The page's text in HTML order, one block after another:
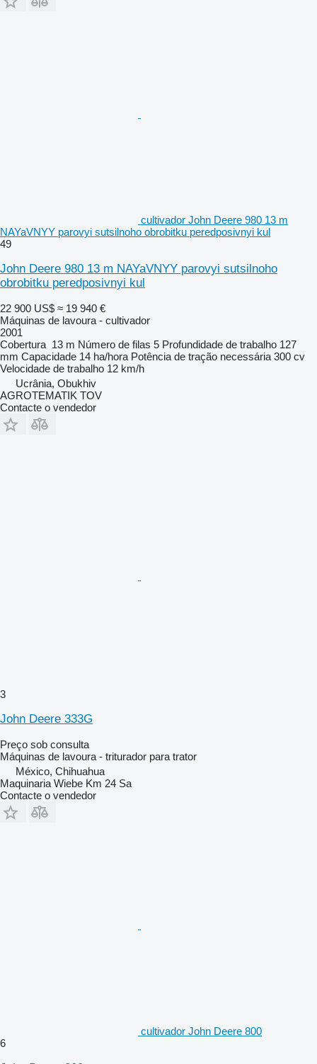
cultivador John Deere 980 13 m
NAYaVNYY parovyi sutsilnoho obrobitku peredposivnyi kul
49
John Deere 980 13 m NAYaVNYY parovyi sutsilnoho
obrobitku peredposivnyi kul
22 900 US$ ≈ 19 940 €
Máquinas de lavoura - cultivador
2001
Cobertura 13 m Número de filas 5 Profundidade de trabalho 127
mm Capacidade 14 ha/hora Potência de tração necessária 300 cv
Velocidade de trabalho 12 km/h
Ucrânia, Obukhiv
AGROTEMATIK TOV
Contacte o vendedor
3
John Deere 333G
Preço sob consulta
Máquinas de lavoura - triturador para trator
México, Chihuahua
Maquinaria Wiebe Km 24 Sa
Contacte o vendedor
cultivador John Deere 800
6